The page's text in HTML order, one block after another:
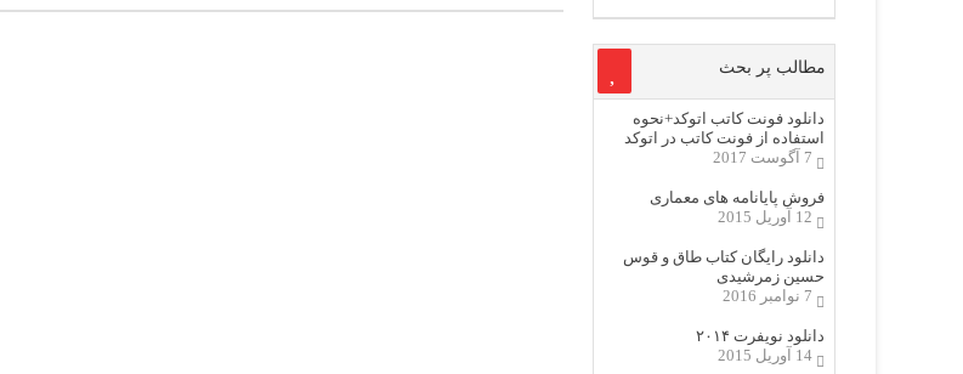
مطالب پر بحث
دانلود فونت کاتب اتوکد+نحوه
استفاده از فونت کاتب در اتوکد
7 آگوست 2017
فروش پایانامه های معماری
12 آوریل 2015
دانلود رایگان کتاب طاق و قوس
حسین زمرشیدی
7 نوامبر 2016
دانلود نویفرت ۲۰۱۴
14 آوریل 2015